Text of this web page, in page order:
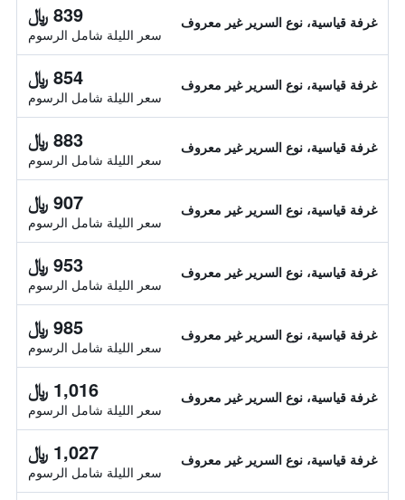
غرفة قياسية، نوع السرير غير معروف 839 ﷼
سعر الليلة شامل الرسوم
غرفة قياسية، نوع السرير غير معروف 854 ﷼
سعر الليلة شامل الرسوم
غرفة قياسية، نوع السرير غير معروف 883 ﷼
سعر الليلة شامل الرسوم
غرفة قياسية، نوع السرير غير معروف 907 ﷼
سعر الليلة شامل الرسوم
غرفة قياسية، نوع السرير غير معروف 953 ﷼
سعر الليلة شامل الرسوم
غرفة قياسية، نوع السرير غير معروف 985 ﷼
سعر الليلة شامل الرسوم
غرفة قياسية، نوع السرير غير معروف 1,016 ﷼
سعر الليلة شامل الرسوم
غرفة قياسية، نوع السرير غير معروف 1,027 ﷼
سعر الليلة شامل الرسوم